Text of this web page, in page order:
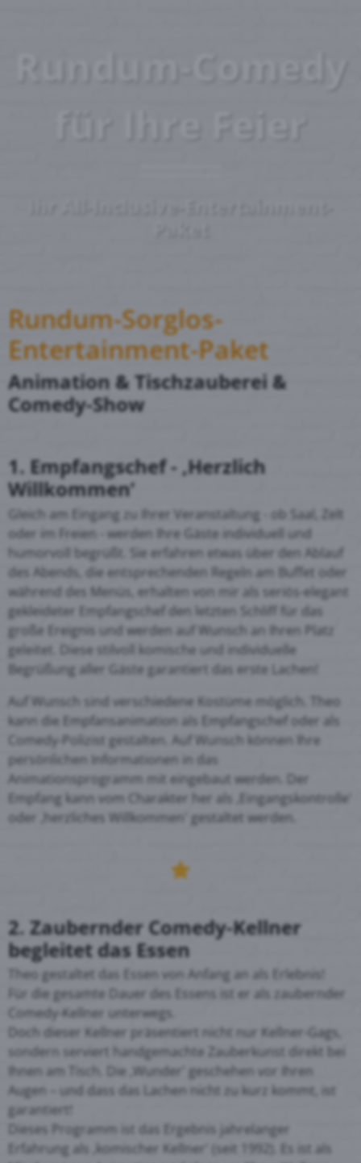
Rundum-Sorglos-
Entertainment-Paket
Animation & Tischzauberei &
Comedy-Show
1. Empfangschef - ‚Herzlich
Willkommen’
Gleich am Eingang zu Ihrer Veranstaltung - ob Saal, Zelt
oder im Freien - werden Ihre Gäste individuell und
humorvoll begrüßt. Sie erfahren etwas über den Ablauf
des Abends, die entsprechenden Regeln am Buffet oder
während des Menüs, erhalten von mir als seriös-elegant
gekleideter Empfangschef den letzten Schliff für das
große Ereignis und werden auf Wunsch an Ihren Platz
geleitet. Diese stilvoll komische und individuelle
Begrüßung aller Gäste garantiert das erste Lachen!
Auf Wunsch sind verschiedene Kostüme möglich. Theo
kann die Empfansanimation als Empfangschef oder als
Comedy-Polizist gestalten. Auf Wunsch können Ihre
persönlichen Informationen in das
Animationsprogramm mit eingebaut werden. Der
Empfang kann vom Charakter her als ‚Eingangskontrolle'
oder ‚herzliches Willkommen' gestaltet werden.
2. Zaubernder Comedy-Kellner
begleitet das Essen
Theo gestaltet das Essen von Anfang an als Erlebnis!
Für die gesamte Dauer des Essens ist er als zaubernder
Comedy-Kellner unterwegs.
Doch dieser Kellner präsentiert nicht nur Kellner-Gags,
sondern serviert handgemachte Zauberkunst direkt bei
Ihnen am Tisch. Die ‚Wunder' geschehen vor Ihren
Augen – und dass das Lachen nicht zu kurz kommt, ist
garantiert!
Dieses Programm ist das Ergebnis jahrelanger
Erfahrung als ‚komischer Kellner' (seit 1992). Es ist als